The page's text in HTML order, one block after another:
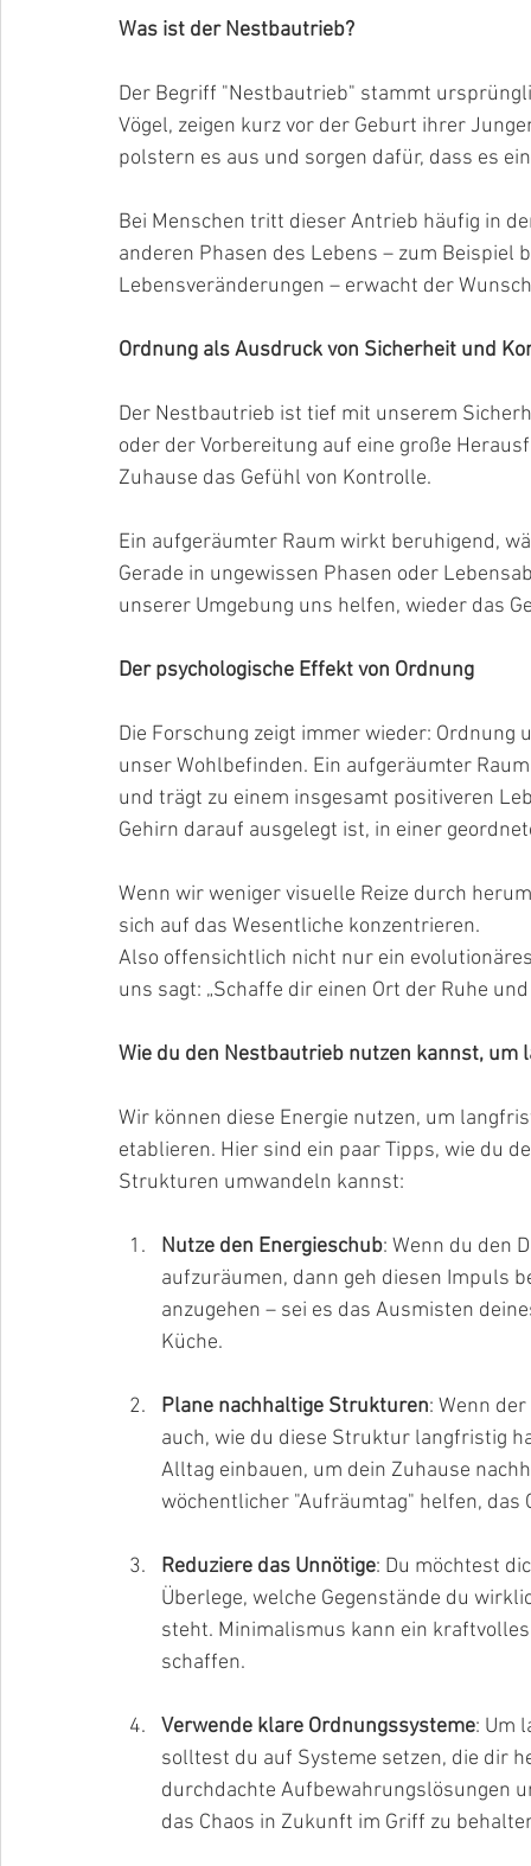
Was ist der Nestbautrieb?
Der Begriff "Nestbautrieb" stammt
Vögel, zeigen kurz vor der Geburt ihrer
polstern es aus und sorgen dafür, dass es
Bei Menschen tritt dieser Antrieb häufig in
anderen Phasen des Lebens – zum Beispiel
Lebensveränderungen – erwacht der
Ordnung als Ausdruck von Sicherheit und
Der Nestbautrieb ist tief mit unserem
oder der Vorbereitung auf eine große
Zuhause das Gefühl von Kontrolle.
Ein aufgeräumter Raum wirkt beruhigend,
Gerade in ungewissen Phasen oder
unserer Umgebung uns helfen, wieder das
Der psychologische Effekt von Ordnung
Die Forschung zeigt immer wieder:
unser Wohlbefinden. Ein aufgeräumter
und trägt zu einem insgesamt positiveren
Gehirn darauf ausgelegt ist, in einer
Wenn wir weniger visuelle Reize durch
sich auf das Wesentliche konzentrieren.
Also offensichtlich nicht nur ein
uns sagt: „Schaffe dir einen Ort der Ruhe
Wie du den Nestbautrieb nutzen kannst, um
Wir können diese Energie nutzen, um
etablieren. Hier sind ein paar Tipps, wie du
Strukturen umwandeln kannst:
Nutze den Energieschub: Wenn du den
aufzuräumen, dann geh diesen Impuls
anzugehen – sei es das Ausmisten
Küche.
Plane nachhaltige Strukturen: Wenn
auch, wie du diese Struktur langfristig
Alltag einbauen, um dein Zuhause
wöchentlicher "Aufräumtag" helfen, das
Reduziere das Unnötige: Du möchtest
Überlege, welche Gegenstände du
steht. Minimalismus kann ein
schaffen.
Verwende klare Ordnungssysteme: Um
solltest du auf Systeme setzen, die dir
durchdachte Aufbewahrungslösungen
das Chaos in Zukunft im Griff zu